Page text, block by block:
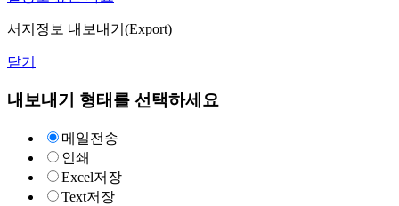
서지정보 내보내기(Export)
닫기
내보내기 형태를 선택하세요
메일전송
인쇄
Excel저장
Text저장